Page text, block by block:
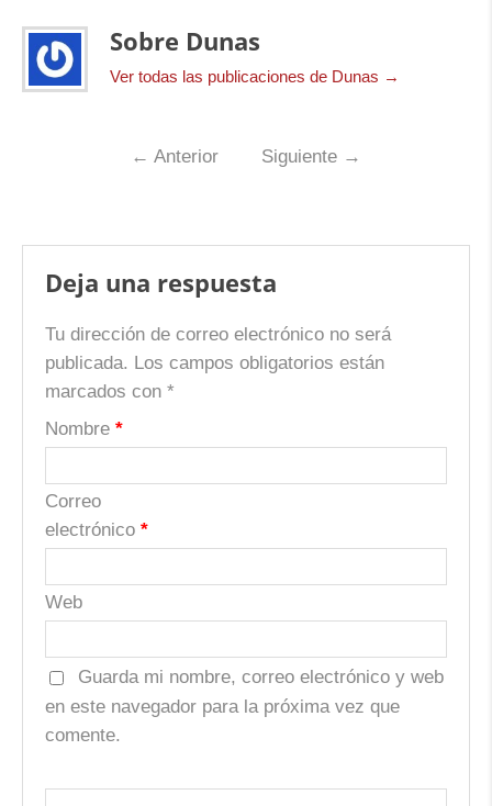
Sobre Dunas
Ver todas las publicaciones de Dunas →
← Anterior Siguiente →
Deja una respuesta
Tu dirección de correo electrónico no será
publicada. Los campos obligatorios están
marcados con *
Nombre *
Correo
electrónico *
Web
Guarda mi nombre, correo electrónico y web
en este navegador para la próxima vez que
comente.